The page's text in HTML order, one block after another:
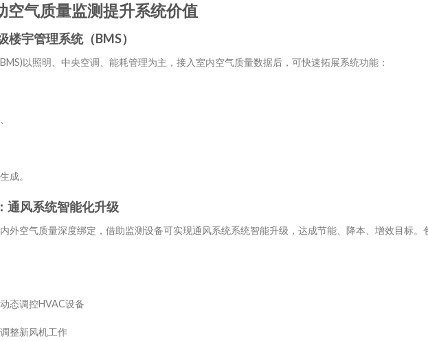
空气质量监测提升系统价值
楼宇管理系统（BMS）
以照明、中央空调、能耗管理为主，接入室内空气质量数据后，可快速拓展系统功能：
成。
通风系统智能化升级
外空气质量深度绑定，借助监测设备可实现通风系统系统智能升级，达成节能、降本、增效目标。
态调控HVAC设备
整新风机工作